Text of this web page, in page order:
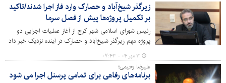
زیرگذر شیخ‌آباد و حصارک وارد فاز اجرا شدند/تاکید
بر تکمیل پروژه‌ها پیش از فصل سرما
رئیس شورای اسلامی شهر کرج از آغاز عملیات اجرایی دو
پروژه مهم زیرگذر شیخ‌آباد و حصارک در آینده نزدیک خبر داد
و پروژه‌های عمرانی و فرهنگی را در دستور کار شهرداری برای
نیمه دوم سال جاری اعلام کرد.
۳ مهر ۰۴ - ۰۷:۴۳
علیرضا رحیمی؛
برنامه‌های رفاهی برای تمامی پرسنل اجرا می شود